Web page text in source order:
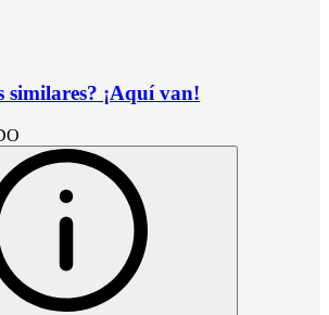
similares? ¡Aquí van!